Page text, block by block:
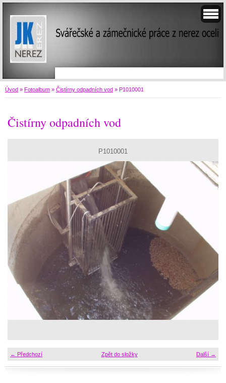
Úvod » Fotoalbum » Čistírny odpadních vod » P1010001
Čistírny odpadních vod
P1010001
← Předchozí Další →
Zpět do složky